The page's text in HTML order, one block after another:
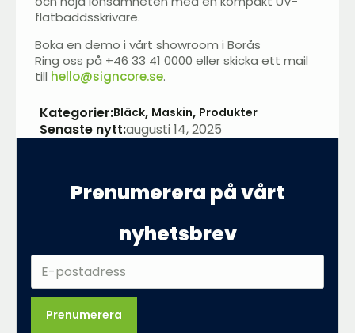
flatbäddsskrivare.
Boka en demo i vårt showroom i Borås
Ring oss på +46 33 41 0000 eller skicka ett mail
till hello@signcore.se.
Kategorier:Bläck Maskin Produkter
Senaste nytt:augusti 14, 2025
Prenumerera på vårt
nyhetsbrev
Prenumerera